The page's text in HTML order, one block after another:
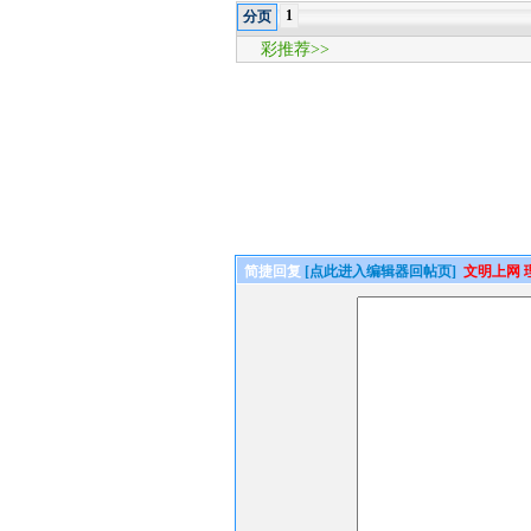
分页 1
彩推荐>>
简捷回复 [点此进入编辑器回帖页] 文明上网